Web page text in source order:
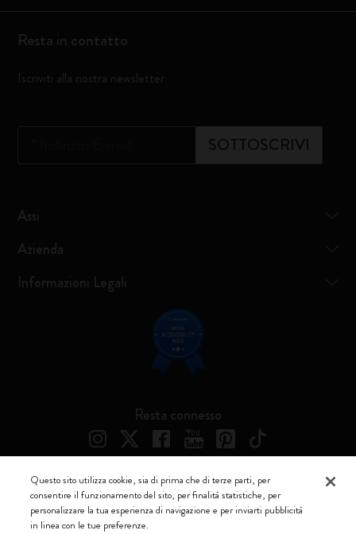
Resta in contatto
Iscriviti alla nostra newsletter
SOTTOSCRIVI
Assi
Azienda
Informazioni Legali
Resta connesso
Moleskine ® è un marchio registrato di Moleskine Srl a socio unico
Moleskine srl a socio unico - Via Bergognone, 34 – 20144 Milano -
Questo sito utilizza cookie, sia di prima che di terze parti, per
consentire il funzionamento del sito, per finalità statistiche, per
personalizzare la tua esperienza di navigazione e per inviarti pubblicità
in linea con le tue preferenze.